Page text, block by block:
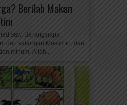
Berilah Makan
saw. Barangsiapa
dari kalangan Muslimin, dan
minum, Allah...